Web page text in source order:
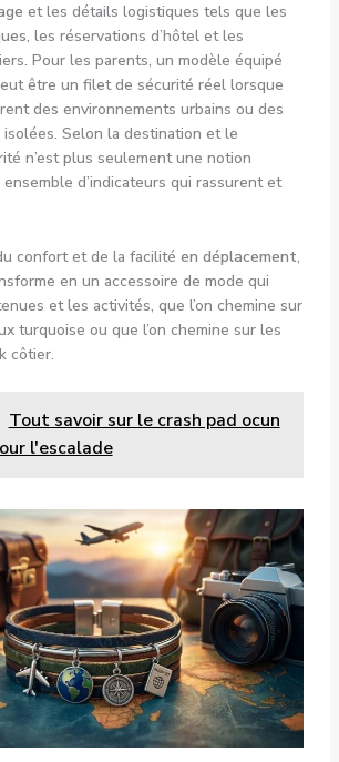
et les détails logistiques tels que les
, les réservations d’hôtel et les
Pour les parents, un modèle équipé
être un filet de sécurité réel lorsque
des environnements urbains ou des
isolées. Selon la destination et le
n’est plus seulement une notion
d’indicateurs qui rassurent et
confort et de la facilité en déplacement,
en un accessoire de mode qui
et les activités, que l’on chemine sur
turquoise ou que l’on chemine sur les
côtier.
Tout savoir sur le crash pad ocun
l'escalade